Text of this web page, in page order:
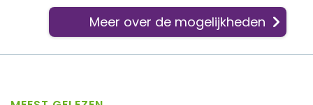
Meer over de mogelijkheden